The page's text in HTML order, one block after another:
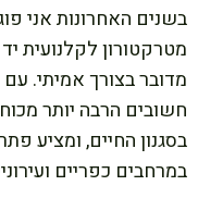
בשנים האחרונות אני
מדובר בצורך אמיתי. עם
חשובים הרבה יותר
בסגנון החיים, ומציע
במרחבים כפריים